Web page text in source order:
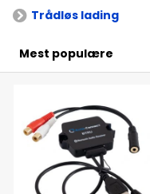
Trådløs lading